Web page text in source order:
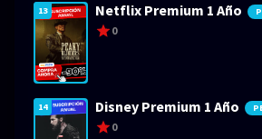
13 Netflix Premium 1 Año
0
14 Disney Premium 1 Año
0